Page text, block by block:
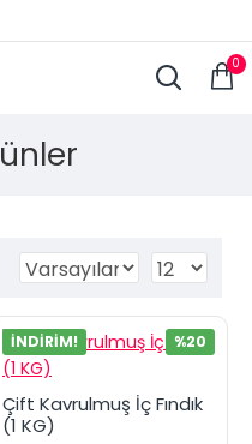
0
İNDIRIM! %20
Çift Kavrulmuş İç Fındık
(1 KG)